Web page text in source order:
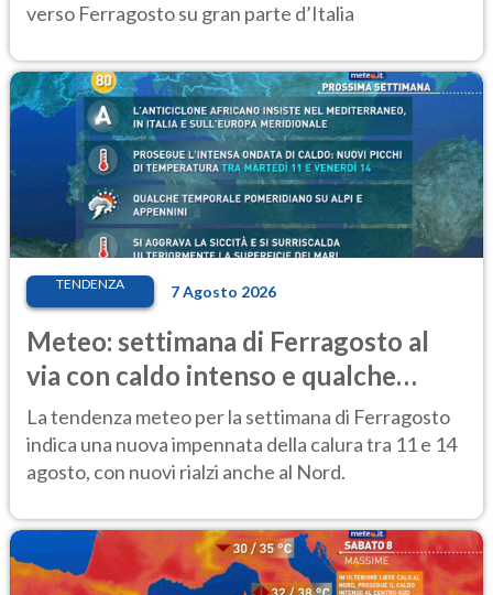
verso Ferragosto su gran parte d’Italia
TENDENZA 7 Agosto 2026
Meteo: settimana di Ferragosto al
via con caldo intenso e qualche
temporale
La tendenza meteo per la settimana di Ferragosto
indica una nuova impennata della calura tra 11 e 14
agosto, con nuovi rialzi anche al Nord.